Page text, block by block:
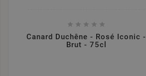
    
Canard Duchêne - Rosé Iconic -
Brut - 75cl